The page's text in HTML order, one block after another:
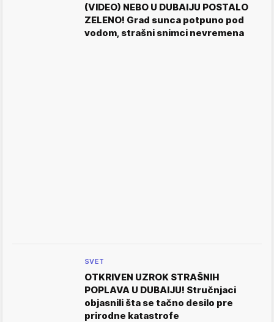
(VIDEO) NEBO U DUBAIJU POSTALO
ZELENO! Grad sunca potpuno pod
vodom, strašni snimci nevremena
SVET
OTKRIVEN UZROK STRAŠNIH
POPLAVA U DUBAIJU! Stručnjaci
objasnili šta se tačno desilo pre
prirodne katastrofe